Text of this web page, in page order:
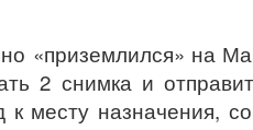
«приземлился» на
2 снимка и
к месту назначения,